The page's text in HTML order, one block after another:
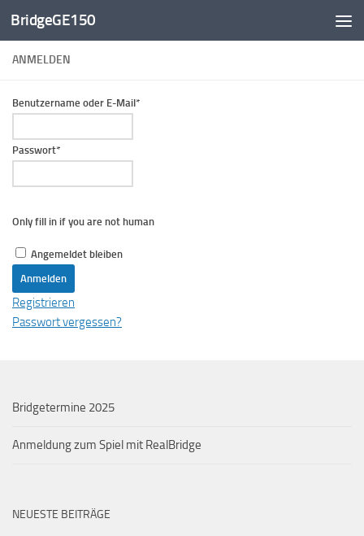
Zum Inhalt springen
BridgeGE150
ANMELDEN
Benutzername oder E-Mail*
Passwort*
Only fill in if you are not human
Angemeldet bleiben
Registrieren
Passwort vergessen?
Bridgetermine 2025
Anmeldung zum Spiel mit RealBridge
NEUESTE BEITRÄGE